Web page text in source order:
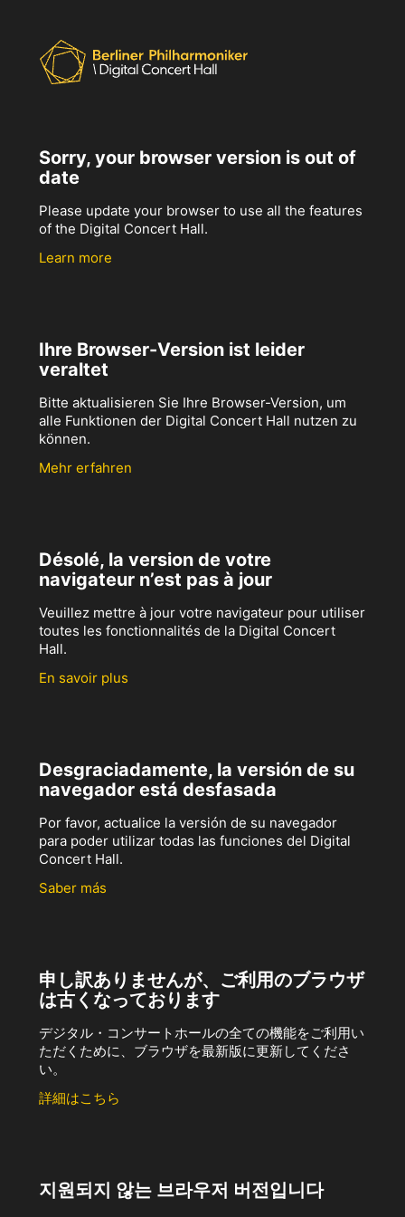
Sorry, your browser version is out of
date
Please update your browser to use all the features
of the Digital Concert Hall.
Learn more
Ihre Browser-Version ist leider
veraltet
Bitte aktualisieren Sie Ihre Browser-Version, um
alle Funktionen der Digital Concert Hall nutzen zu
können.
Mehr erfahren
Désolé, la version de votre
navigateur n’est pas à jour
Veuillez mettre à jour votre navigateur pour utiliser
toutes les fonctionnalités de la Digital Concert
Hall.
En savoir plus
Desgraciadamente, la versión de su
navegador está desfasada
Por favor, actualice la versión de su navegador
para poder utilizar todas las funciones del Digital
Concert Hall.
Saber más
申し訳ありませんが、ご利用のブラウザ
は古くなっております
デジタル・コンサートホールの全ての機能をご利用い
ただくために、ブラウザを最新版に更新してくださ
い。
詳細はこちら
지원되지 않는 브라우저 버전입니다